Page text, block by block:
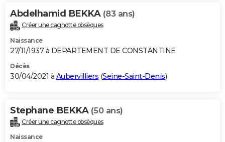
Abdelhamid BEKKA (83 ans)
Créer une cagnotte obsèques
Naissance
27/11/1937 à DEPARTEMENT DE CONSTANTINE
Décès
30/04/2021 à Aubervilliers (Seine-Saint-Denis)
Stephane BEKKA (50 ans)
Créer une cagnotte obsèques
Naissance